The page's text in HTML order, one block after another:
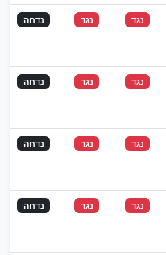
נגד נגד נדחה
נגד נגד נדחה
נגד נגד נדחה
נגד נגד נדחה